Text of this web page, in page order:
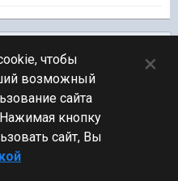
чтобы
возможный
сайта
кнопку
сайт, Вы
×